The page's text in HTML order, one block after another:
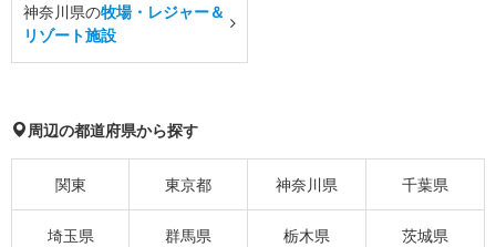
神奈川県の牧場・レジャー＆
リゾート施設
周辺の都道府県から探す
関東 東京都 神奈川県 千葉県
埼玉県 群馬県 栃木県 茨城県